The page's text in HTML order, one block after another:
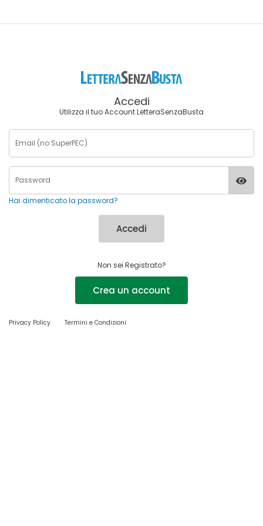
Accedi
Utilizza il tuo Account LetteraSenzaBusta
Hai dimenticato la password?
Accedi
Non sei Registrato?
Crea un account
Privacy Policy Termini e Condizioni